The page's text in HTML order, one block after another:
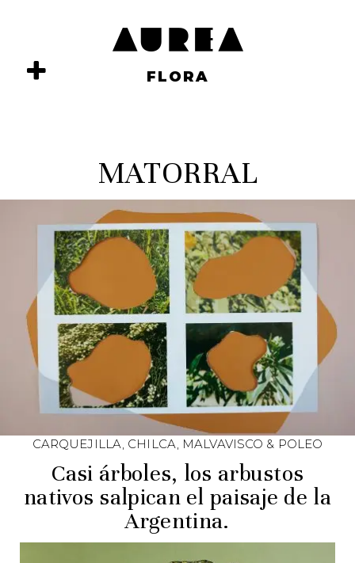
FLORA
MATORRAL
CARQUEJILLA, CHILCA, MALVAVISCO & POLEO
Casi árboles, los arbustos
nativos salpican el paisaje de la
Argentina.